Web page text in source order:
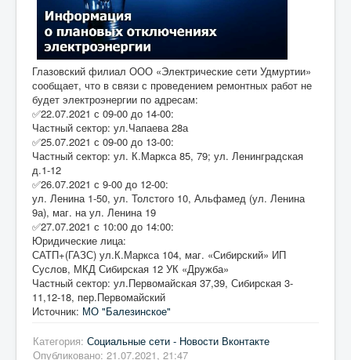
Глазовский филиал ООО «Электрические сети Удмуртии»
сообщает, что в связи с проведением ремонтных работ не
будет электроэнергии по адресам:
✅22.07.2021 с 09-00 до 14-00:
Частный сектор: ул.Чапаева 28а
✅25.07.2021 с 09-00 до 13-00:
Частный сектор: ул. К.Маркса 85, 79; ул. Ленинградская
д.1-12
✅26.07.2021 с 9-00 до 12-00:
ул. Ленина 1-50, ул. Толстого 10, Альфамед (ул. Ленина
9а), маг. на ул. Ленина 19
✅27.07.2021 с 10:00 до 14:00:
Юридические лица:
САТП+(ГАЗС) ул.К.Маркса 104, маг. «Сибирский» ИП
Суслов, МКД Сибирская 12 УК «Дружба»
Частный сектор: ул.Первомайская 37,39, Сибирская 3-
11,12-18, пер.Первомайский
Источник: МО "Балезинское"
Категория: Социальные сети - Новости Вконтакте
Опубликовано: 21.07.2021, 21:47